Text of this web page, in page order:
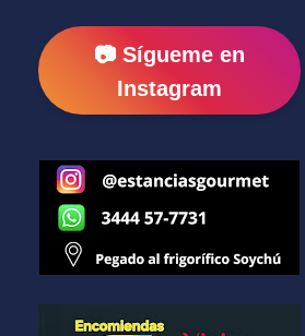
📷 Sígueme en
Instagram